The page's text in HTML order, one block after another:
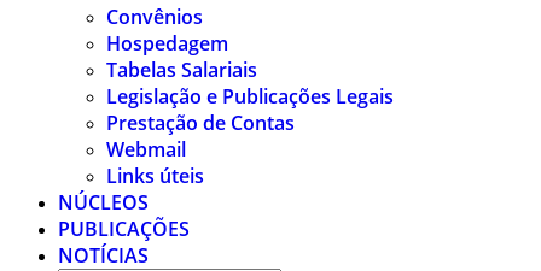
Convênios
Hospedagem
Tabelas Salariais
Legislação e Publicações Legais
Prestação de Contas
Webmail
Links úteis
NÚCLEOS
PUBLICAÇÕES
NOTÍCIAS